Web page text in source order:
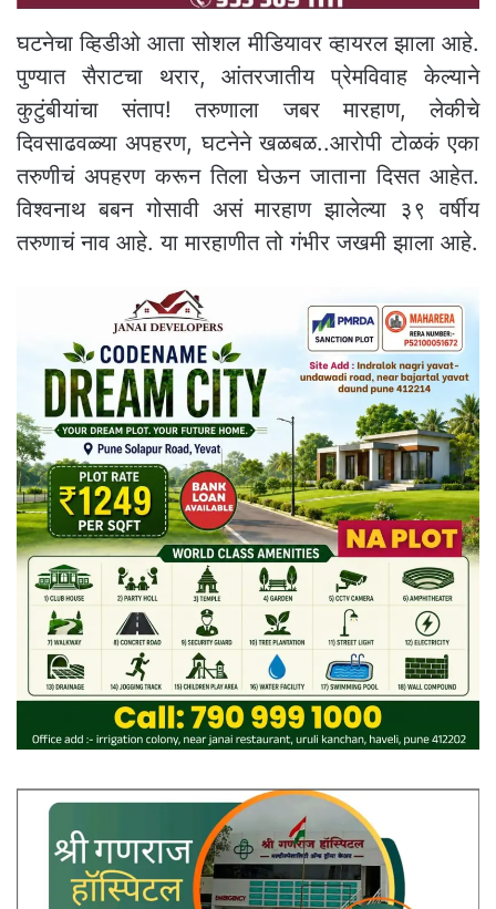
घटनेचा व्हिडीओ आता सोशल मीडियावर व्हायरल झाला आहे.
पुण्यात सैराटचा थरार, आंतरजातीय प्रेमविवाह केल्याने
कुटुंबीयांचा संताप! तरुणाला जबर मारहाण, लेकीचे
दिवसाढवळ्या अपहरण, घटनेने खळबळ..आरोपी टोळकं एका
तरुणीचं अपहरण करून तिला घेऊन जाताना दिसत आहेत.
विश्वनाथ बबन गोसावी असं मारहाण झालेल्या ३९ वर्षीय
तरुणाचं नाव आहे. या मारहाणीत तो गंभीर जखमी झाला आहे.